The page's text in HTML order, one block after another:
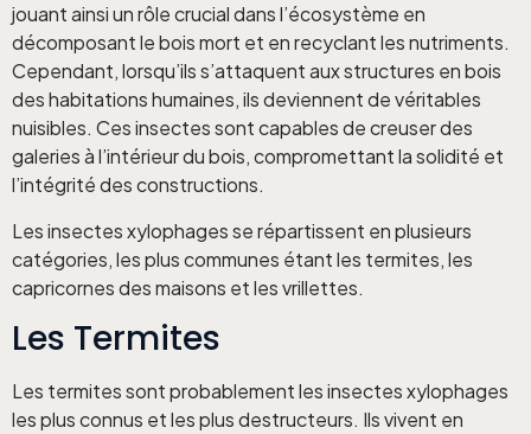
jouant ainsi un rôle crucial dans l’écosystème en
décomposant le bois mort et en recyclant les nutriments.
Cependant, lorsqu’ils s’attaquent aux structures en bois
des habitations humaines, ils deviennent de véritables
nuisibles. Ces insectes sont capables de creuser des
galeries à l’intérieur du bois, compromettant la solidité et
l’intégrité des constructions.
Les insectes xylophages se répartissent en plusieurs
catégories, les plus communes étant les termites, les
capricornes des maisons et les vrillettes.
Les Termites
Les termites sont probablement les insectes xylophages
les plus connus et les plus destructeurs. Ils vivent en